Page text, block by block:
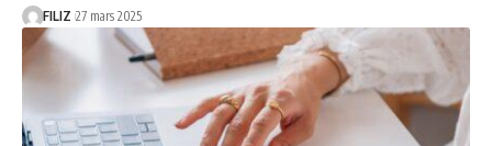
FILIZ 27 mars 2025